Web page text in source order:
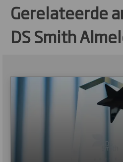
Gerelateerde
DS Smith